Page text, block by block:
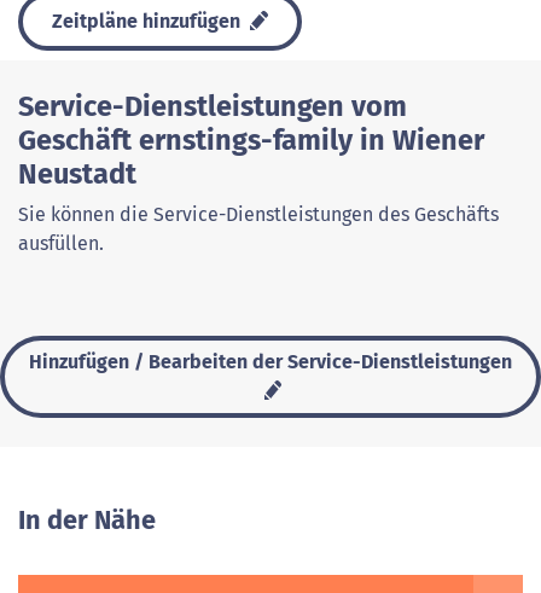
Zeitpläne hinzufügen
Service-Dienstleistungen vom
Geschäft ernstings-family in Wiener
Neustadt
Sie können die Service-Dienstleistungen des Geschäfts
ausfüllen.
Hinzufügen / Bearbeiten der Service-Dienstleistungen
In der Nähe